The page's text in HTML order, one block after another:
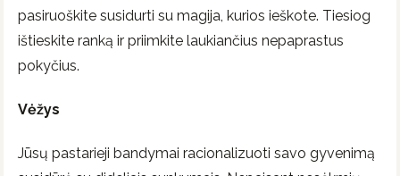
pasiruoškite susidurti su magija, kurios ieškote. Tiesiog
ištieskite ranką ir priimkite laukiančius nepaprastus
pokyčius.
Vėžys
Jūsų pastarieji bandymai racionalizuoti savo gyvenimą